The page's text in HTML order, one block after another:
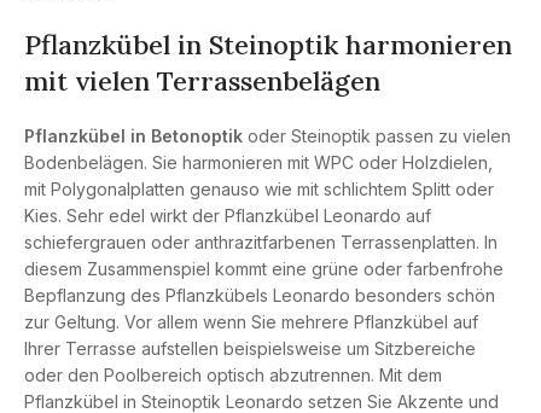
Pflanzkübel in Steinoptik harmonieren
mit vielen Terrassenbelägen
Pflanzkübel in Betonoptik oder Steinoptik passen zu vielen
Bodenbelägen. Sie harmonieren mit WPC oder Holzdielen,
mit Polygonalplatten genauso wie mit schlichtem Splitt oder
Kies. Sehr edel wirkt der Pflanzkübel Leonardo auf
schiefergrauen oder anthrazitfarbenen Terrassenplatten. In
diesem Zusammenspiel kommt eine grüne oder farbenfrohe
Bepflanzung des Pflanzkübels Leonardo besonders schön
zur Geltung. Vor allem wenn Sie mehrere Pflanzkübel auf
Ihrer Terrasse aufstellen beispielsweise um Sitzbereiche
oder den Poolbereich optisch abzutrennen. Mit dem
Pflanzkübel in Steinoptik Leonardo setzen Sie Akzente und